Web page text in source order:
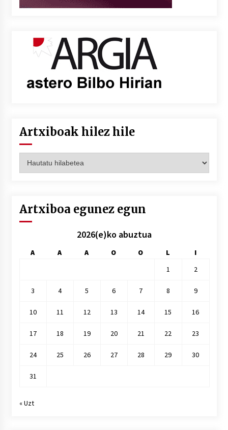
Artxiboak hilez hile
hilez
Artxiboa egunez egun
2026(e)ko abuztua
A A A O O L
I
1
2
3 4 5 6 7 8 9
10 11 12 13 14 15 16
17 18 19 20 21 22 23
24 25 26 27 28 29 30
31
« Uzt